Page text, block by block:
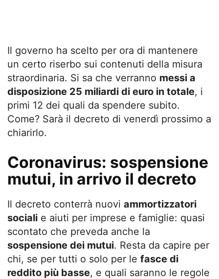
Il governo ha scelto per ora di mantenere
un certo riserbo sui contenuti della misura
straordinaria. Si sa che verranno messi a
disposizione 25 miliardi di euro in totale, i
primi 12 dei quali da spendere subito.
Come? Sarà il decreto di venerdì prossimo a
chiarirlo.
Coronavirus: sospensione
mutui, in arrivo il decreto
Il decreto conterrà nuovi ammortizzatori
sociali e aiuti per imprese e famiglie: quasi
scontato che preveda anche la
sospensione dei mutui. Resta da capire per
chi, se per tutti o solo per le fasce di
reddito più basse, e quali saranno le regole